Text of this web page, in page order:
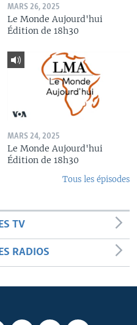
MARS 26, 2025
Le Monde Aujourd'hui
Édition de 18h30
MARS 24, 2025
Le Monde Aujourd'hui
Édition de 18h30
Tous les épisodes
TV
RADIOS